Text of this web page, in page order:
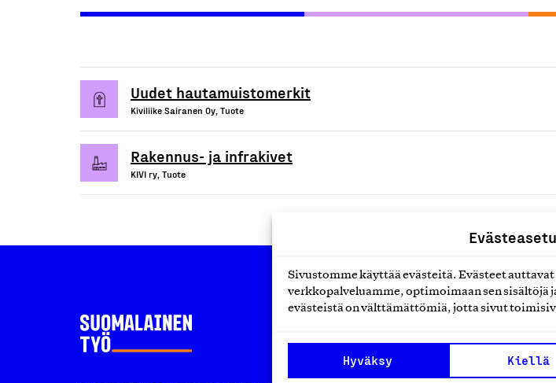
Sivustomme käyttää evästeitä. Evästeet
verkkopalveluamme, optimoimaan sen sisältöjä
evästeistä on välttämättömiä, jotta sivut
Hyväksy Kiellä
Uudet hautamuistomerkit
Kiviliike Sairanen Oy, Tuote
Rakennus- ja infrakivet
KIVI ry, Tuote